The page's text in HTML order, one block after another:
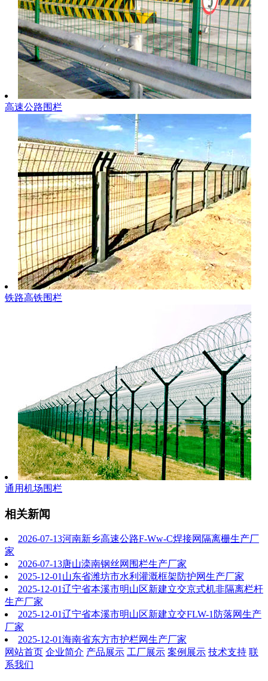
高速公路围栏
铁路高铁围栏
通用机场围栏
相关新闻
2026-07-13河南新乡高速公路F-Ww-C焊接网隔离栅生产厂
家
2026-07-13唐山滦南钢丝网围栏生产厂家
2025-12-01 山东省潍坊市水利灌溉框架防护网生产厂家
2025-12-01辽宁省本溪市明山区新建立交京式机非隔离栏杆
生产厂家
2025-12-01辽宁省本溪市明山区新建立交FLW-1防落网生产
厂家
2025-12-01海南省东方市护栏网生产厂家
网站首页 企业简介 产品展示 工厂展示 案例展示 技术支持 联
系我们